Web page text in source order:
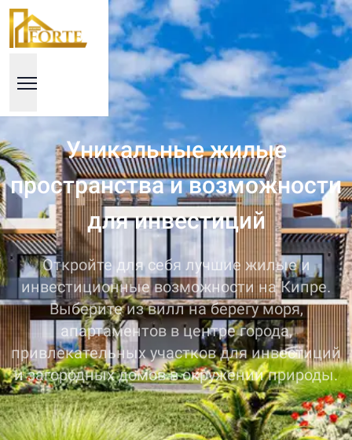
Уникальные жилые
пространства и возможности
для инвестиций
Откройте для себя лучшие жилые и
инвестиционные возможности на Кипре.
Выберите из вилл на берегу моря,
апартаментов в центре города,
привлекательных участков для инвестиций
и загородных домов в окружении природы.